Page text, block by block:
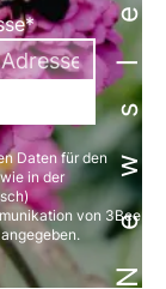
Daten für den
in der
von 3Bee
angegeben.